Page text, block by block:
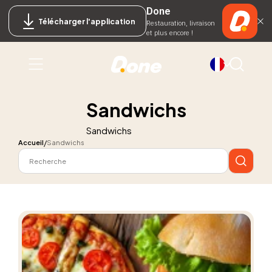
Télécharger l'application
Done
Restauration, livraison
et plus encore !
Sandwichs
Sandwichs
Accueil Sandwichs